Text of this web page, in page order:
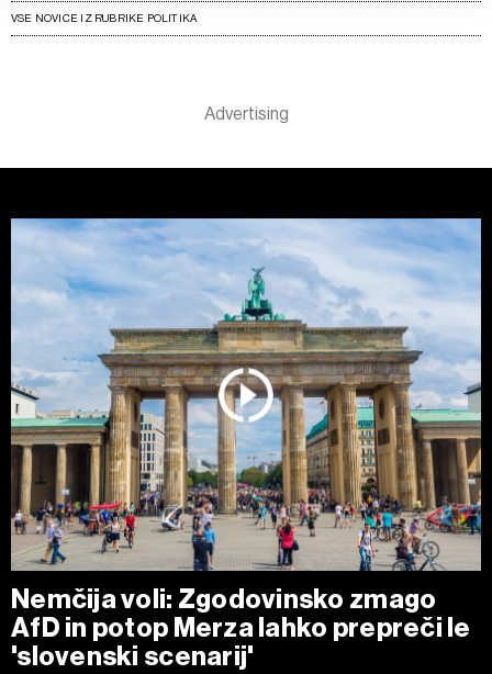
pa vPolitiki piškotkov
Piškotke lahko kadar koli ponovno prilagodite tako, da
VSE NOVICE IZ RUBRIKE POLITIKA
Nemčija voli: Zgodovinsko zmago
AfD in potop Merza lahko prepreči le
'slovenski scenarij'